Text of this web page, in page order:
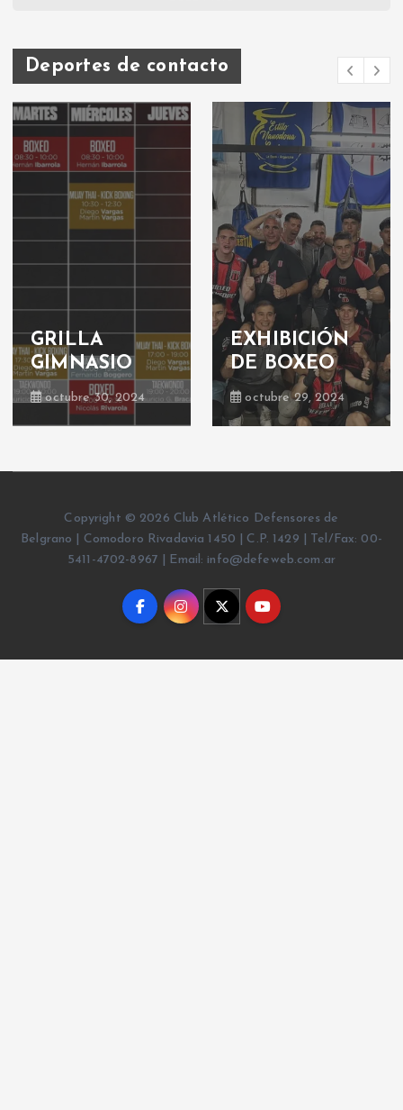
Deportes de contacto
GRILLA
GIMNASIO
octubre 30, 2024
EXHIBICIÓN
DE BOXEO
octubre 29, 2024
Copyright © 2026 Club Atlético Defensores de
Belgrano | Comodoro Rivadavia 1450 | C.P. 1429 | Tel/Fax: 00-
5411-4702-8967 | Email: info@defeweb.com.ar